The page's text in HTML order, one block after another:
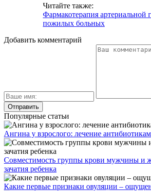
Читайте также:
Фармакотерапия артериальной
пожилых больных
Добавить комментарий
Популярные статьи
Ангина у взрослого: лечение
Совместимость группы крови мужчины и
зачатия ребенка
Какие первые признаки овуляции –